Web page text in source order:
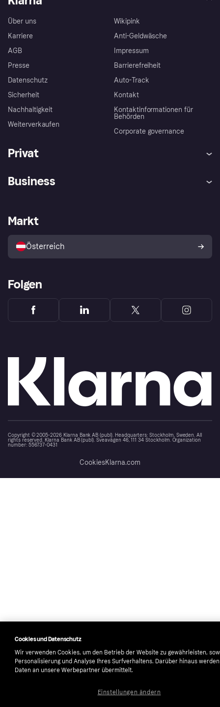
Über uns
Karriere
AGB
Presse
Datenschutz
Sicherheit
Nachhaltigkeit
Weiterverkaufen
Wikipink
Anti-Geldwäsche
Impressum
Barrierefreiheit
Auto-Track
Kontakt
Kontaktinformationen für
Behörden
Corporate governance
Privat
Shops entdecken
Business
Händlerportal
Markt
Österreich
Folgen
Copyright © 2005-2026 Klarna Bank AB (publ). Headquarters: Stockholm, Sweden. All
rights reserved. Klarna Bank AB (publ). Sveavägen 46, 111 34 Stockholm. Organization
number: 556737-0431
CookiesKlarna.com
Cookies und Datenschutz
Wir verwenden Cookies, um den Betrieb der Website zu gewährleisten,
Personalisierung und Analyse Ihres Surfverhaltens. Darüber hinaus
Daten an unsere Werbepartner übermittelt.
Einstellungen ändern